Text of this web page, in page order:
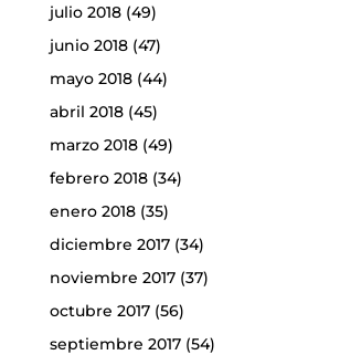
julio 2018(49)
junio 2018(47)
mayo 2018(44)
abril 2018(45)
marzo 2018(49)
febrero 2018(34)
enero 2018(35)
diciembre 2017(34)
noviembre 2017(37)
octubre 2017(56)
septiembre 2017(54)